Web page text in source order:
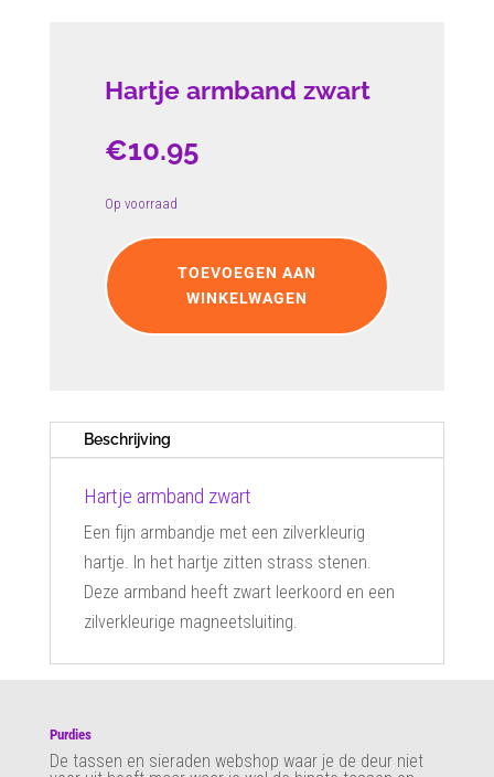
Hartje armband zwart
€10.95
Op voorraad
Hartje
armband
zwart
aantal
TOEVOEGEN AAN
WINKELWAGEN
Beschrijving
Hartje armband zwart
Een fijn armbandje met een zilverkleurig
hartje. In het hartje zitten strass stenen.
Deze armband heeft zwart leerkoord en een
zilverkleurige magneetsluiting.
Purdies
De tassen en sieraden webshop waar je de deur niet